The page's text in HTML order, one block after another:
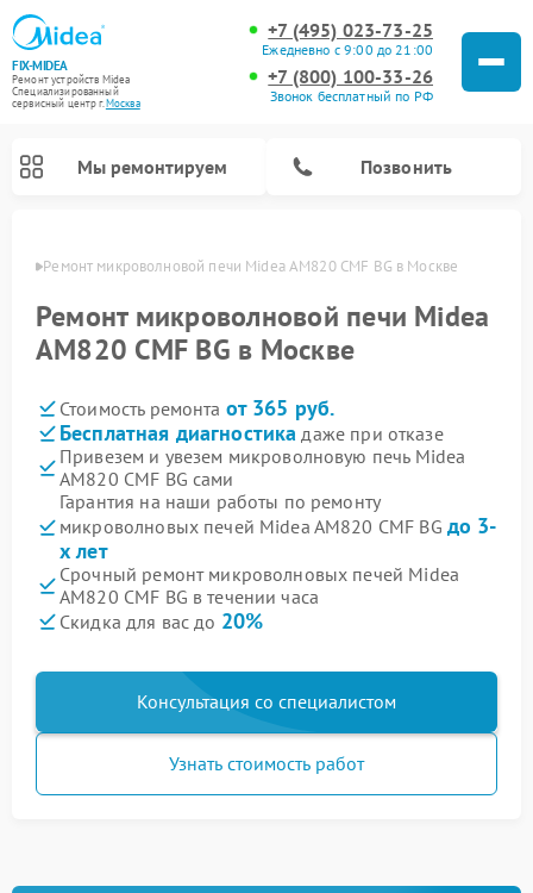
FIX-MIDEA
Ремонт устройств Midea
Специализированный
cервисный центр г.Москва
+7 (495) 023-73-25
Ежедневно с 9:00 до 21:00
+7 (800) 100-33-26
Звонок бесплатный по РФ
Мы ремонтируем Позвонить
Ремонт микроволновой печи Midea AM820 CMF BG в Москве
Ремонт микроволновой печи Midea
AM820 CMF BG в Москве
Стоимость ремонта от 365 руб.
Бесплатная диагностика даже при отказе
Привезем и увезем микроволновую печь Midea
AM820 CMF BG сами
Гарантия на наши работы по ремонту
микроволновых печей Midea AM820 CMF BG до 3-
х лет
Срочный ремонт микроволновых печей Midea
AM820 CMF BG в течении часа
Скидка для вас до 20%
Консультация со специалистом
Узнать стоимость работ